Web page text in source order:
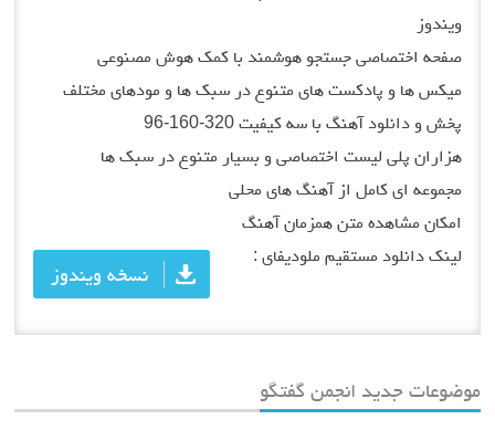
ویندوز
صفحه اختصاصی جستجو هوشمند با کمک هوش مصنوعی
میکس ها و پادکست های متنوع در سبک ها و مودهای مختلف
پخش و دانلود آهنگ با سه کیفیت 320-160-96
هزاران پلی لیست اختصاصی و بسیار متنوع در سبک ها
مجموعه ای کامل از آهنگ های محلی
امکان مشاهده متن همزمان آهنگ
لینک دانلود مستقیم ملودیفای :
نسخه ویندوز
موضوعات جدید انجمن گفتگو